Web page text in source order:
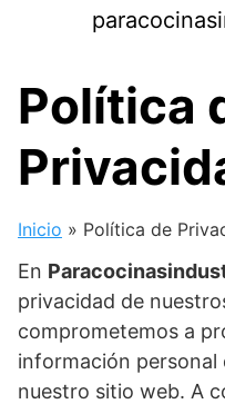
Política
Inicio » Política de
En
privacidad de
comprometemos a
información personal
nuestro sitio web. A